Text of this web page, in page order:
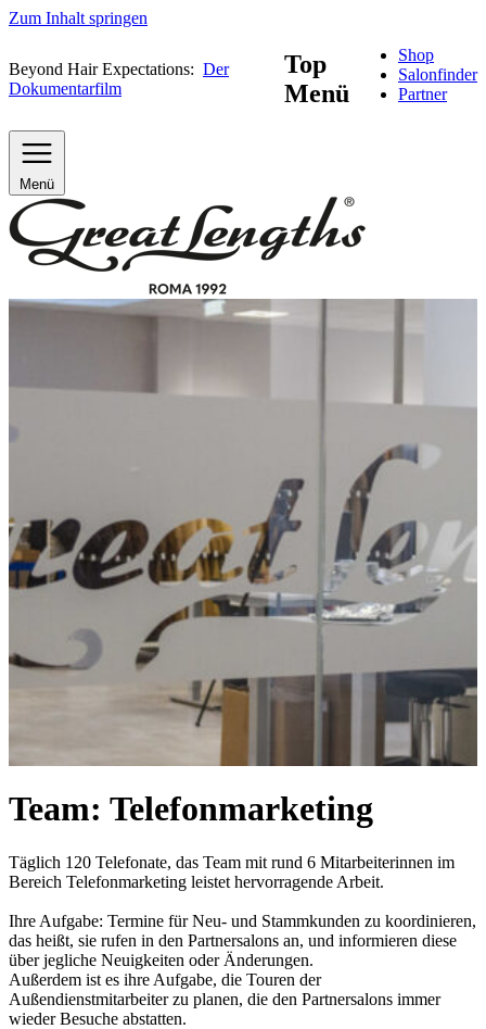
Zum Inhalt springen
Beyond Hair Expectations: Der
Dokumentarfilm
Top
Menü
Shop
Salonfinder
Partner
Menü
Team: Telefonmarketing
Täglich 120 Telefonate, das Team mit rund 6 Mitarbeiterinnen im
Bereich Telefonmarketing leistet hervorragende Arbeit.
Ihre Aufgabe: Termine für Neu- und Stammkunden zu koordinieren,
das heißt, sie rufen in den Partnersalons an, und informieren diese
über jegliche Neuigkeiten oder Änderungen.
Außerdem ist es ihre Aufgabe, die Touren der
Außendienstmitarbeiter zu planen, die den Partnersalons immer
wieder Besuche abstatten.